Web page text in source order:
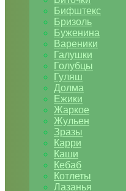
Бифштекс
Бризоль
Буженина
Вареники
Галушки
Голубцы
Гуляш
Долма
Ежики
Жаркое
Жульен
Зразы
Карри
Каши
Кебаб
Котлеты
Лазанья